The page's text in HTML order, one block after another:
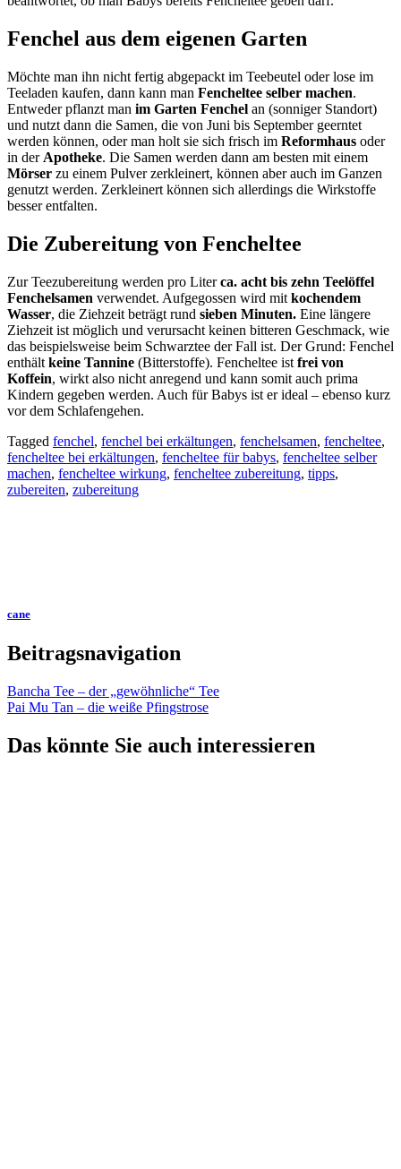
Fenchel aus dem eigenen Garten
Möchte man ihn nicht fertig abgepackt im Teebeutel oder lose im
Teeladen kaufen, dann kann man Fencheltee selber machen.
Entweder pflanzt man im Garten Fenchel an (sonniger Standort)
und nutzt dann die Samen, die von Juni bis September geerntet
werden können, oder man holt sie sich frisch im Reformhaus oder
in der Apotheke. Die Samen werden dann am besten mit einem
Mörser zu einem Pulver zerkleinert, können aber auch im Ganzen
genutzt werden. Zerkleinert können sich allerdings die Wirkstoffe
besser entfalten.
Die Zubereitung von Fencheltee
Zur Teezubereitung werden pro Literca. acht bis zehn Teelöffel
Fenchelsamen verwendet. Aufgegossen wird mit kochendem
Wasser, die Ziehzeit beträgt rund sieben Minuten. Eine längere
Ziehzeit ist möglich und verursacht keinen bitteren Geschmack, wie
das beispielsweise beim Schwarztee der Fall ist. Der Grund: Fenchel
enthält keine Tannine (Bitterstoffe). Fencheltee ist frei von
Koffein, wirkt also nicht anregend und kann somit auch prima
Kindern gegeben werden. Auch für Babys ist er ideal – ebenso kurz
vor dem Schlafengehen.
Tagged fenchel, fenchel bei erkältungen, fenchelsamen, fencheltee,
fencheltee bei erkältungen, fencheltee für babys, fencheltee selber
machen, fencheltee wirkung, fencheltee zubereitung, tipps,
zubereiten, zubereitung
cane
Beitragsnavigation
Bancha Tee – der „gewöhnliche“ Tee
Pai Mu Tan – die weiße Pfingstrose
Das könnte Sie auch interessieren